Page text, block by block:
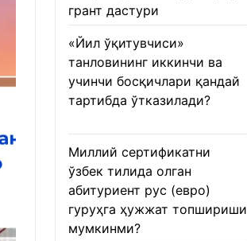
грант дастури
«Йил ўқитувчиси»
танловининг иккинчи ва
учинчи босқичлари қандай
тартибда ўтказилади?
Миллий сертификатни
ўзбек тилида олган
абитуриент рус (евро)
гуруҳга ҳужжат топшириши
мумкинми?